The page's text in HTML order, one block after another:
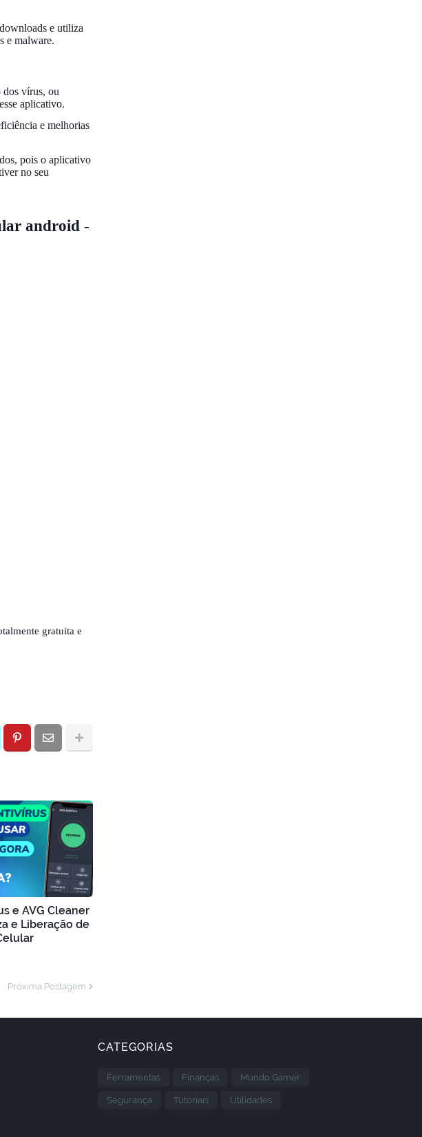
e utiliza
e malware.
dos vírus, ou
aplicativo.
e melhorias
pois o aplicativo
no seu
android -
gratuita e
e AVG Cleaner
e Liberação de
Próxima Postagem
CATEGORIAS
Ferramentas Finanças Mundo Gamer
Segurança Tutoriais Utilidades